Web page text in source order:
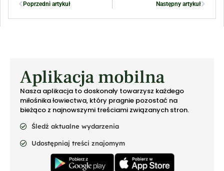
Poprzedni artykuł Następny artykuł
Aplikacja mobilna
Nasza aplikacja to doskonały towarzysz każdego
miłośnika łowiectwa, który pragnie pozostać na
bieżąco z najnowszymi treściami związanych stron.
Śledź aktualne wydarzenia
Udostępniaj treści znajomym